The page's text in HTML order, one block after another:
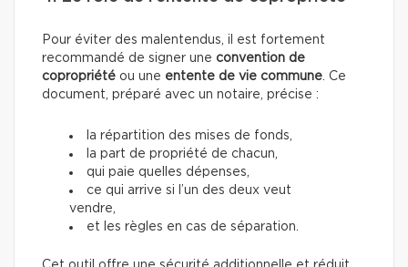
Pour éviter des malentendus, il est fortement
recommandé de signer une convention de
copropriété ou une entente de vie commune . Ce
document, préparé avec un notaire, précise :
la répartition des mises de fonds,
la part de propriété de chacun,
qui paie quelles dépenses,
ce qui arrive si l’un des deux veut
vendre,
et les règles en cas de séparation.